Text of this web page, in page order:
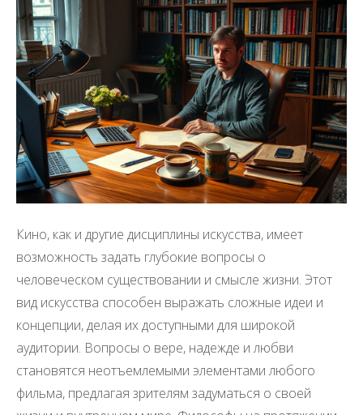
Кино, как и другие дисциплины искусства, имеет
возможность задать глубокие вопросы о
человеческом существовании и смысле жизни. Этот
вид искусства способен выражать сложные идеи и
концепции, делая их доступными для широкой
аудитории. Вопросы о вере, надежде и любви
становятся неотъемлемыми элементами любого
фильма, предлагая зрителям задуматься о своей